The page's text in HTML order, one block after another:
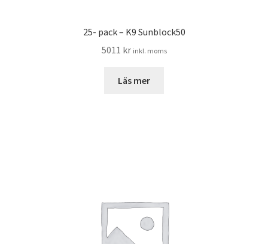
25- pack – K9 Sunblock50
5011 kr inkl. moms
Läs mer